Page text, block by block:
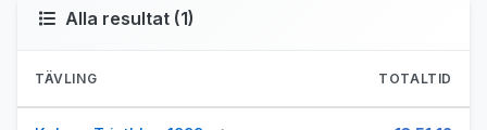
Alla resultat (1)
TÄVLING TOTALTID